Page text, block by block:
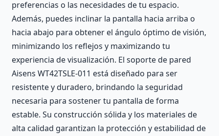
preferencias o las necesidades de tu espacio.
Además, puedes inclinar la pantalla hacia arriba o
hacia abajo para obtener el ángulo óptimo de visión,
minimizando los reflejos y maximizando tu
experiencia de visualización. El soporte de pared
Aisens WT42TSLE-011 está diseñado para ser
resistente y duradero, brindando la seguridad
necesaria para sostener tu pantalla de forma
estable. Su construcción sólida y los materiales de
alta calidad garantizan la protección y estabilidad de